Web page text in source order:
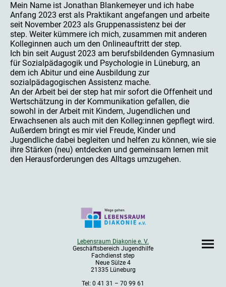
Mein Name ist Jonathan Blankemeyer und ich habe
Anfang 2023 erst als Praktikant angefangen und arbeite
seit November 2023 als Gruppenassistenz bei der
step. Weiter kümmere ich mich, zusammen mit anderen
Kolleginnen auch um den Onlineauftritt der step.
Ich bin seit August 2023 am berufsbildenden Gymnasium
für Sozialpädagogik und Psychologie in Lüneburg, an
dem ich Abitur und eine Ausbildung zur
sozialpädagogischen Assistenz mache.
An der Arbeit bei der step hat mir sofort die Offenheit und
Wertschätzung in der Kommunikation gefallen, die
sowohl in der Arbeit mit Kindern, Jugendlichen und
Erwachsenen als auch mit den Kolleg:innen gepflegt wird.
Außerdem bringt es mir viel Freude, Kinder und
Jugendliche dabei begleiten und helfen zu können, wie sie
ihre Stärken (neu) entdecken und gemeinsam lernen mit
den Herausforderungen des Alltags umzugehen.
Lebensraum Diakonie e. V.
Geschäftsbereich Jugendhilfe
Fachdienst step
Neue Sülze 4
21335 Lüneburg
Tel: 0 41 31 – 70 99 61